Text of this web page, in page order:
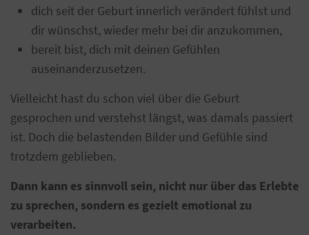
dich seit der Geburt innerlich verändert fühlst und
dir wünschst, wieder mehr bei dir anzukommen,
bereit bist, dich mit deinen Gefühlen
auseinanderzusetzen.
Vielleicht hast du schon viel über die Geburt
gesprochen und verstehst längst, was damals passiert
ist. Doch die belastenden Bilder und Gefühle sind
trotzdem geblieben.
Dann kann es sinnvoll sein, nicht nur über das Erlebte
zu sprechen, sondern es gezielt emotional zu
verarbeiten.